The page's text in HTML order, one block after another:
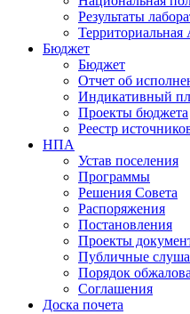
Результаты
Бюджет
Бюджет
Отчет об
Индикативный
Проекты бюджета
Реестр
НПА
Устав поселения
Программы
Решения Совета
Распоряжения
Постановления
Проекты
Публичные
Порядок
Соглашения
Доска почета